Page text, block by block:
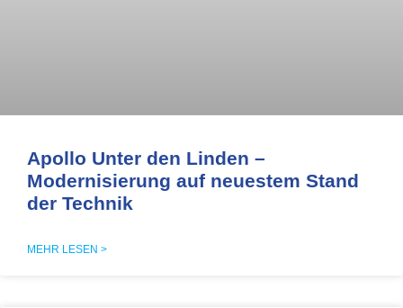
Apollo Unter den Linden –
Modernisierung auf neuestem Stand
der Technik
MEHR LESEN >